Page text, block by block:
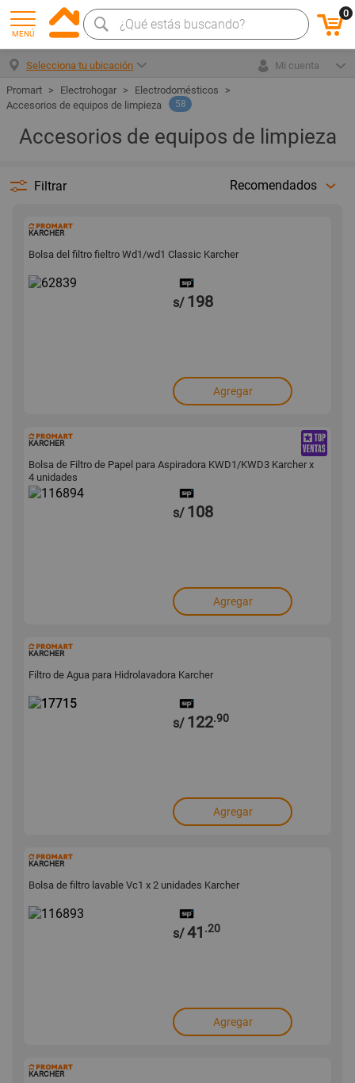
MENÚ
0
Selecciona tu ubicación Mi cuenta
Electrohogar
Electrodomésticos
Accesorios de equipos de limpieza
58
Accesorios de equipos de limpieza
Filtrar Recomendados
KARCHER
Bolsa del filtro fieltro Wd1/wd1 Classic Karcher
s/ 198
Agregar
KARCHER
Bolsa de Filtro de Papel para Aspiradora KWD1/KWD3 Karcher x
4 unidades
s/ 108
Agregar
KARCHER
Filtro de Agua para Hidrolavadora Karcher
s/ 122.90
Agregar
KARCHER
Bolsa de filtro lavable Vc1 x 2 unidades Karcher
s/41 .20
Agregar
KARCHER